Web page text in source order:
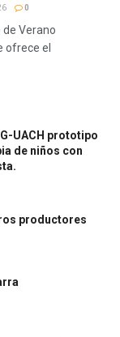
0
Verano
ofrece el
UACH prototipo
de niños con
productores